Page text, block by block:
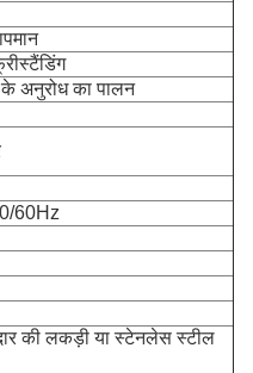
के अनुरोध का पालन
60Hz
की लकड़ी या स्टेनलेस स्टील